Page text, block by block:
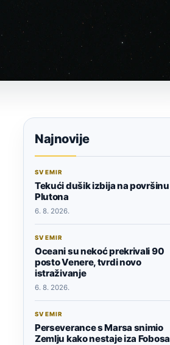
Najnovije
SVEMIR
Tekući dušik izbija na površinu
Plutona
6. 8. 2026.
SVEMIR
Oceani su nekoć prekrivali 90
posto Venere, tvrdi novo
istraživanje
6. 8. 2026.
SVEMIR
Perseverance s Marsa snimio
Zemlju kako nestaje iza Fobosa